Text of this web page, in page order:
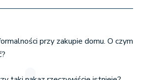
przy zakupie domu. O czym